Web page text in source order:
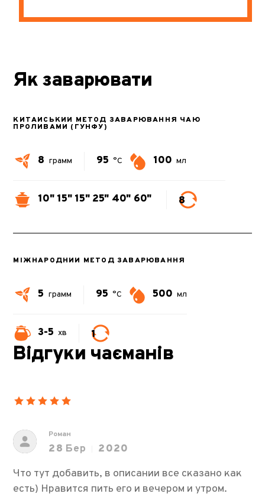
Як заварювати
КИТАЙСЬКИЙ МЕТОД ЗАВАРЮВАННЯ ЧАЮ
ПРОЛИВАМИ (ГУНФУ)
8 грамм 95 °C 100 мл
10" 15" 15" 25" 40" 60" 8
МІЖНАРОДНИЙ МЕТОД ЗАВАРЮВАННЯ
5 грамм 95 °C 500 мл
3-5 хв 1
Відгуки чаєманів
Роман
28 Бер
2020
Что тут добавить, в описании все сказано как
есть) Нравится пить его и вечером и утром.